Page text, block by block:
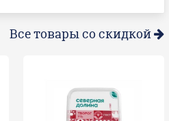
Все товары со скидкой